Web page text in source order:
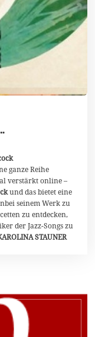
ganze Reihe
verstärkt online –
und das bietet eine
seinem Werk zu
zu entdecken,
der Jazz-Songs zu
STAUNER